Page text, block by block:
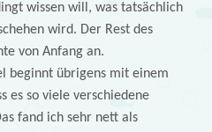
wissen will, was tatsächlich
wird. Der Rest des
von Anfang an.
beginnt übrigens mit einem
es so viele verschiedene
fand ich sehr nett als